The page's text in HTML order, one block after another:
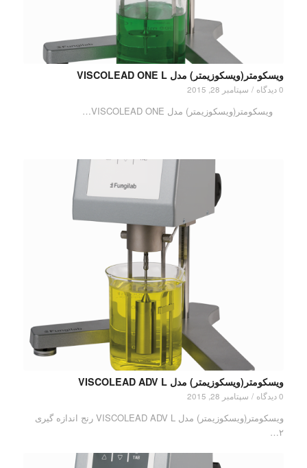
ویسکومتر(ویسکوزیمتر) مدل VISCOLEAD ONE L
0 دیدگاه / سپتامبر 28, 2015
ویسکومتر(ویسکوزیمتر) مدل VISCOLEAD ONE…
ویسکومتر(ویسکوزیمتر) مدل VISCOLEAD ADV L
0 دیدگاه / سپتامبر 28, 2015
ویسکومتر(ویسکوزیمتر) مدل VISCOLEAD ADV L رنج اندازه گیری
۲…